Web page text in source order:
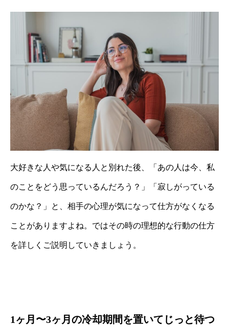
大好きな人や気になる人と別れた後、「あの人は今、私
のことをどう思っているんだろう？」「寂しがっている
のかな？」と、相手の心理が気になって仕方がなくなる
ことがありますよね。ではその時の理想的な行動の仕方
を詳しくご説明していきましょう。
1ヶ月〜3ヶ月の冷却期間を置いてじっと待つ